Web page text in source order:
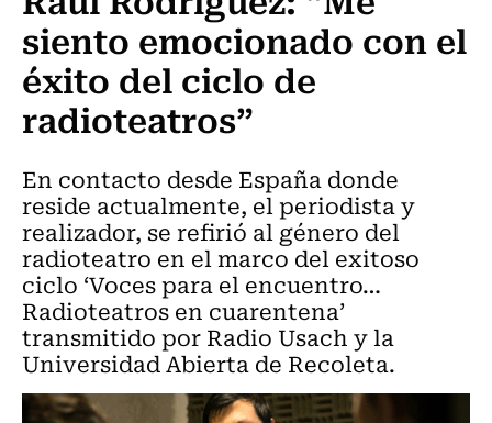
siento emocionado con el
éxito del ciclo de
radioteatros”
En contacto desde España donde
reside actualmente, el periodista y
realizador, se refirió al género del
radioteatro en el marco del exitoso
ciclo ‘Voces para el encuentro…
Radioteatros en cuarentena’
transmitido por Radio Usach y la
Universidad Abierta de Recoleta.